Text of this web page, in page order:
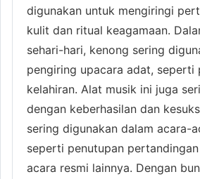
digunakan untuk mengiringi
kulit dan ritual keagamaan.
sehari-hari, kenong sering
pengiring upacara adat, seperti
kelahiran. Alat musik ini juga
dengan keberhasilan dan
sering digunakan dalam acara-
seperti penutupan
acara resmi lainnya. Dengan